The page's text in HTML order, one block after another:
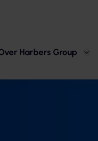
Harbers Group